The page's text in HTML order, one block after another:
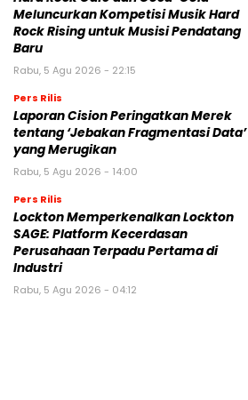
Meluncurkan Kompetisi Musik Hard
Rock Rising untuk Musisi Pendatang
Baru
Rabu, 5 Agu 2026 - 22:15
Pers Rilis
Laporan Cision Peringatkan Merek
tentang ‘Jebakan Fragmentasi Data’
yang Merugikan
Rabu, 5 Agu 2026 - 14:00
Pers Rilis
Lockton Memperkenalkan Lockton
SAGE: Platform Kecerdasan
Perusahaan Terpadu Pertama di
Industri
Rabu, 5 Agu 2026 - 04:12